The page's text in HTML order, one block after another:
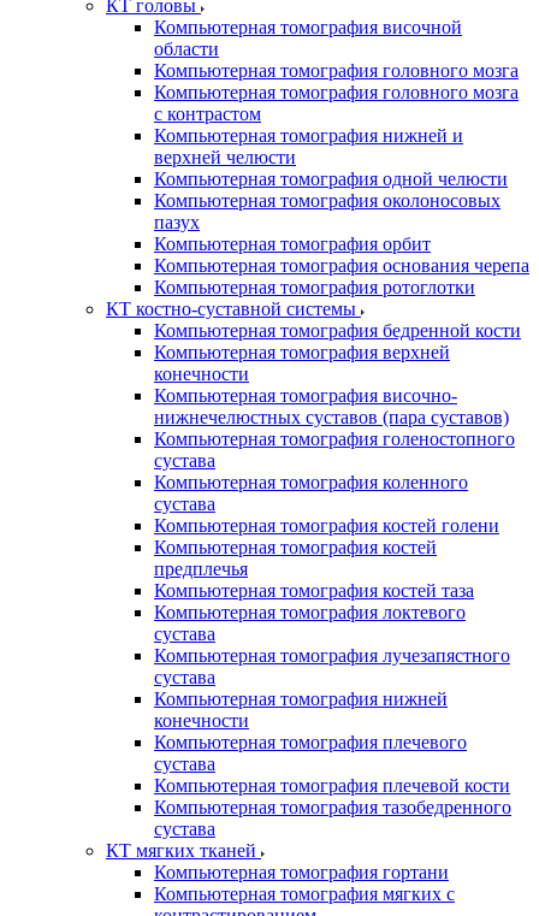
КТ головы
Компьютерная томография височной
области
Компьютерная томография головного мозга
Компьютерная томография головного мозга
с контрастом
Компьютерная томография нижней и
верхней челюсти
Компьютерная томография одной челюсти
Компьютерная томография околоносовых
пазух
Компьютерная томография орбит
Компьютерная томография основания черепа
Компьютерная томография ротоглотки
КТ костно-суставной системы
Компьютерная томография бедренной кости
Компьютерная томография верхней
конечности
Компьютерная томография височно-
нижнечелюстных суставов (пара суставов)
Компьютерная томография голеностопного
сустава
Компьютерная томография коленного
сустава
Компьютерная томография костей голени
Компьютерная томография костей
предплечья
Компьютерная томография костей таза
Компьютерная томография локтевого
сустава
Компьютерная томография лучезапястного
сустава
Компьютерная томография нижней
конечности
Компьютерная томография плечевого
сустава
Компьютерная томография плечевой кости
Компьютерная томография тазобедренного
сустава
КТ мягких тканей
Компьютерная томография гортани
Компьютерная томография мягких с